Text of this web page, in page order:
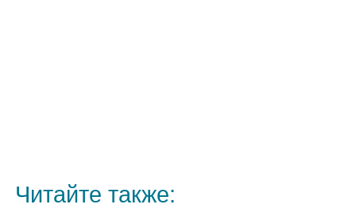
Читайте также: